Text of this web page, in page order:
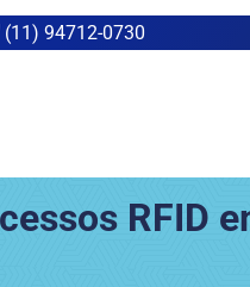
(11) 94712-0730
RFID